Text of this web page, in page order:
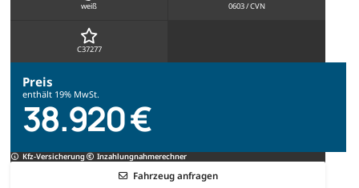
weiß 0603 / CVN
C37277
Preis
enthält 19% MwSt.
38.920 €
Kfz-Versicherung Inzahlungnahmerechner
Fahrzeug anfragen